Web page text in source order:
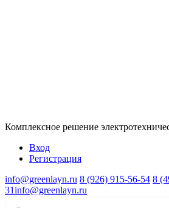
Комплексное решение
Вход
Регистрация
info@greenlayn.ru 8 (926) 915-56-54 8
31info@greenlayn.ru